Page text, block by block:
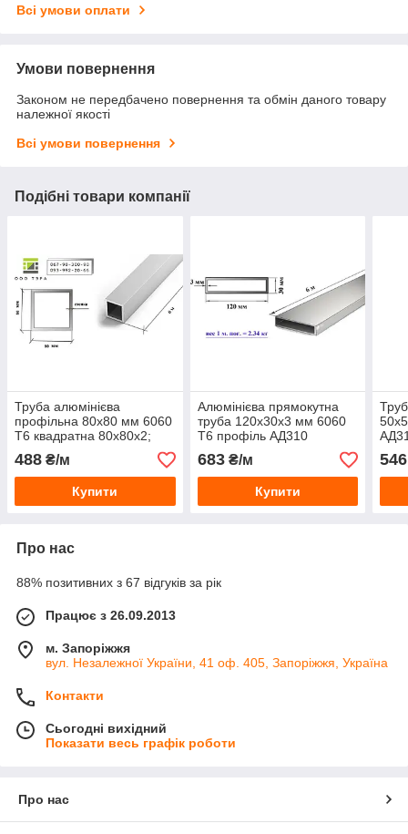
Всі умови оплати
Умови повернення
Законом не передбачено повернення та обмін даного товару
належної якості
Всі умови повернення
Подібні товари компанії
Труба алюмінієва
профільна 80х80 мм 6060
Т6 квадратна 80х80х2;
80х80х3; 80х80х4;
80х80х5 мм АД31Т
488 ₴/м
Купити
Алюмінієва прямокутна
труба 120х30х3 мм 6060
Т6 профіль АД310
екструзія
683₴/м
Купити
546
Про нас
88% позитивних з 67 відгуків за рік
Працює з 26.09.2013
м. Запоріжжя
вул. Незалежної України, 41 оф. 405, Запоріжжя, Україна
Контакти
Сьогодні вихідний
Показати весь графік роботи
Про нас